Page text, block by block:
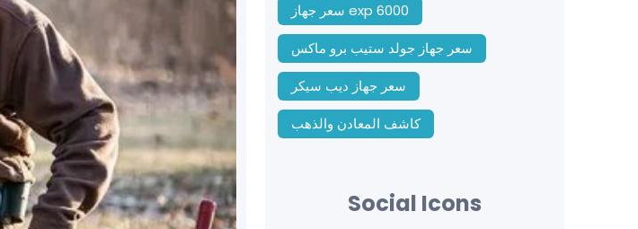
سعر جهاز exp 6000
سعر جهاز جولد ستيب برو ماكس
سعر جهاز ديب سيكر
كاشف المعادن والذهب
Social Icons